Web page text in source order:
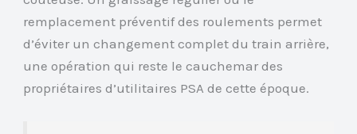
remplacement préventif des roulements permet
d’éviter un changement complet du train arrière,
une opération qui reste le cauchemar des
propriétaires d’utilitaires PSA de cette époque.